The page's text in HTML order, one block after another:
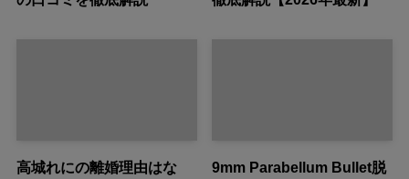
高城れにの離婚理由はな
9mm Parabellum Bullet脱